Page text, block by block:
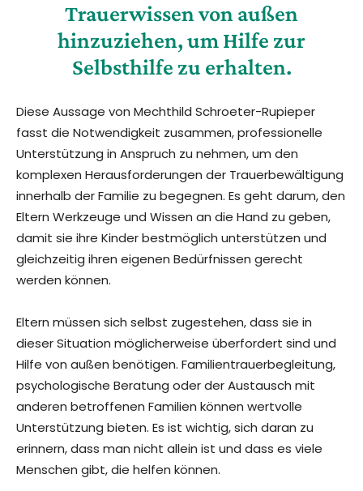
Trauerwissen von außen
hinzuziehen, um Hilfe zur
Selbsthilfe zu erhalten.
Diese Aussage von Mechthild Schroeter-Rupieper
fasst die Notwendigkeit zusammen, professionelle
Unterstützung in Anspruch zu nehmen, um den
komplexen Herausforderungen der Trauerbewältigung
innerhalb der Familie zu begegnen. Es geht darum, den
Eltern Werkzeuge und Wissen an die Hand zu geben,
damit sie ihre Kinder bestmöglich unterstützen und
gleichzeitig ihren eigenen Bedürfnissen gerecht
werden können.
Eltern müssen sich selbst zugestehen, dass sie in
dieser Situation möglicherweise überfordert sind und
Hilfe von außen benötigen. Familientrauerbegleitung,
psychologische Beratung oder der Austausch mit
anderen betroffenen Familien können wertvolle
Unterstützung bieten. Es ist wichtig, sich daran zu
erinnern, dass man nicht allein ist und dass es viele
Menschen gibt, die helfen können.